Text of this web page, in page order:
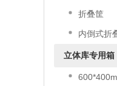
折叠筐
内倒式折
立体库专用箱